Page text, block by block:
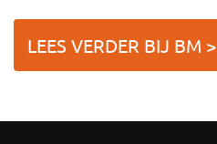
LEES VERDER BIJ BM >